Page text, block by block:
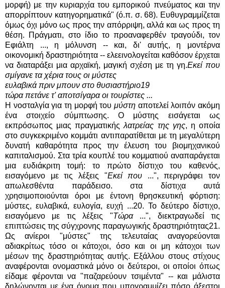
μορφή) με την κυριαρχία του εμπορικού πνεύματος και την
απορρίπτουν κατηγορηματικά" (ό.π. σ. 68). Ευθυγραμμίζεται
όμως όχι μόνο ως προς την απόρριψη, αλλά και ως προς τη
θέση. Πράγματι, στο ίδιο το προαναφερθέν τραγούδι, τον
Εφιάλτη ..., η μόλυνση -- και, δι' αυτής, η μοντέρνα
οικονομική δραστηριότητα -- ελεεινολογείται καθόσον έρχεται
να διαταράξει μια αρχαϊκή, μαγική σχέση με τη γη.Εκεί που
σμίγανε τα χέρια τους οι μύστες
ευλαβικά πριν μπουν στο θυσιαστήριο19
τώρα πετάνε τ' αποτσίγαρα οι τουρίστες ...
Η νοσταλγία για τη μορφή του μύστη αποτελεί λοιπόν ακόμη
ένα στοιχείο σύμπτωσης. Ο μύστης εισάγεται ως
εκπρόσωπος μιας πραγματικήςλατρείας της γης, η οποία
στο συγκεκριμένο κομμάτι αντιπαρατίθεται με τη μεγαλύτερη
δυνατή καθαρότητα προς την έλευση του βιομηχανικού
καπιταλισμού. Στα τρία κουπλέ του κομματιού αναπαράγεται
μια ευδιάκριτη τομή: το πρώτο δίστιχο του καθενός,
εισαγόμενο με τις λέξεις "Εκεί που ...", περιγράφει τον
απωλεσθέντα παράδεισο. στα δίστιχα αυτά
χρησιμοποιούνται όροι με έντονη θρησκευτική φόρτιση:
μύστες, ευλαβικά, ευλογία, ευχή ...20. Το δεύτερο δίστιχο,
εισαγόμενο με τις λέξεις "Τώρα...", διεκτραγωδεί τις
επιπτώσεις της σύγχρονης παραγωγικής δραστηριότητας21.
Ως ανίεροι "μύστες" της τελευταίας αναγορεύονται
αδιακρίτως τόσο οι κάτοχοι, όσο και οι μη κάτοχοι των
μέσων της δραστηριότητας αυτής. Εξάλλου στους στίχους
αναφέρονται ονομαστικά μόνο οι δεύτεροι, οι οποίοι όπως
είδαμε φέρονται να "παζαρεύουν τσιμέντα" -- και μάλιστα